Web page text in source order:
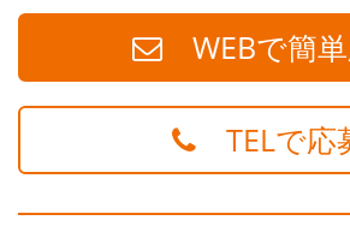
WEBで簡単
TELで応